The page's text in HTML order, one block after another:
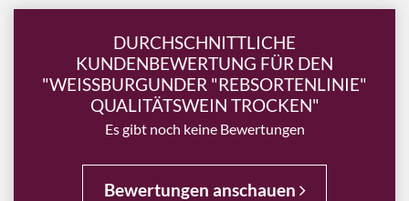
DURCHSCHNITTLICHE
KUNDENBEWERTUNG FÜR DEN
"WEISSBURGUNDER "REBSORTENLINIE"
QUALITÄTSWEIN TROCKEN"
Es gibt noch keine Bewertungen
Bewertungen anschauen